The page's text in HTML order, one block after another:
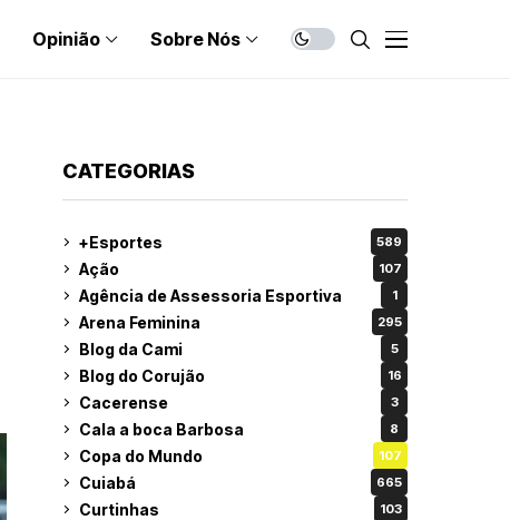
Opinião Sobre Nós
CATEGORIAS
+Esportes 589
Ação 107
Agência de Assessoria Esportiva 1
Arena Feminina 295
Blog da Cami 5
Blog do Corujão 16
Cacerense 3
Cala a boca Barbosa 8
Copa do Mundo 107
Cuiabá 665
Curtinhas 103